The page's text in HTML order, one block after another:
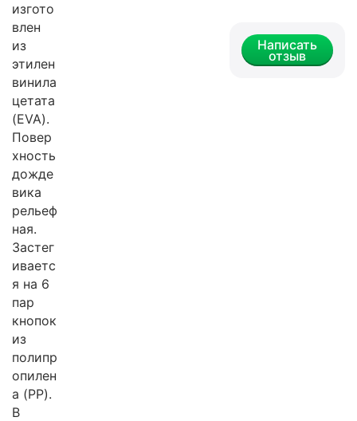
изгото
влен
из
этилен
винила
цетата
(EVA).
Повер
хность
дожде
вика
рельеф
ная.
Застег
иваетс
я на 6
пар
кнопок
из
полипр
опилен
а (PP).
В
Написать
отзыв